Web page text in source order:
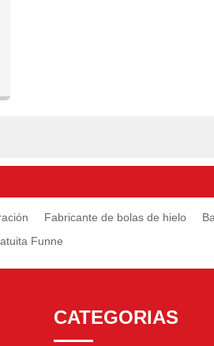
Fabricante de bolas de hielo
Funne
CATEGORIAS